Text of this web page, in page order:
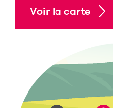
Voir la carte